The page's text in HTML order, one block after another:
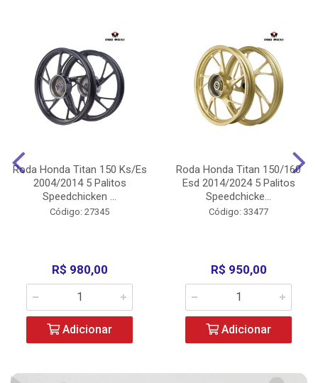
Roda Honda Titan 150 Ks/Es
2004/2014 5 Palitos
Speedchicken ...
Código: 27345
R$ 980,00
Adicionar
Roda Honda Titan 150/160
Esd 2014/2024 5 Palitos
Speedchicke...
Código: 33477
R$ 950,00
Adicionar